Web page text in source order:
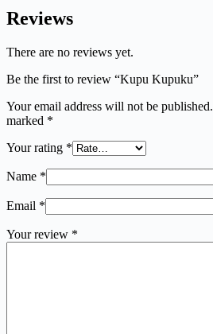
Reviews
There are no reviews yet.
Be the first to review “Kupu Kupuku”
Your email address will not be published.
marked *
Your rating *
Name *
Email *
Your review *